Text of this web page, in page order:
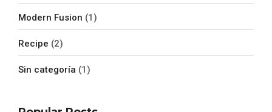
Modern Fusion (1)
Recipe (2)
Sin categoría (1)